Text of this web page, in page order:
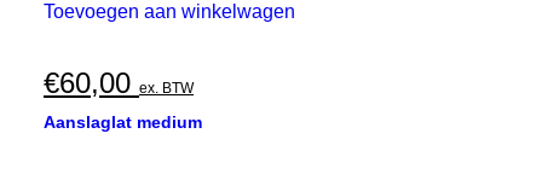
Toevoegen aan winkelwagen
€60,00 ex. BTW
Aanslaglat medium